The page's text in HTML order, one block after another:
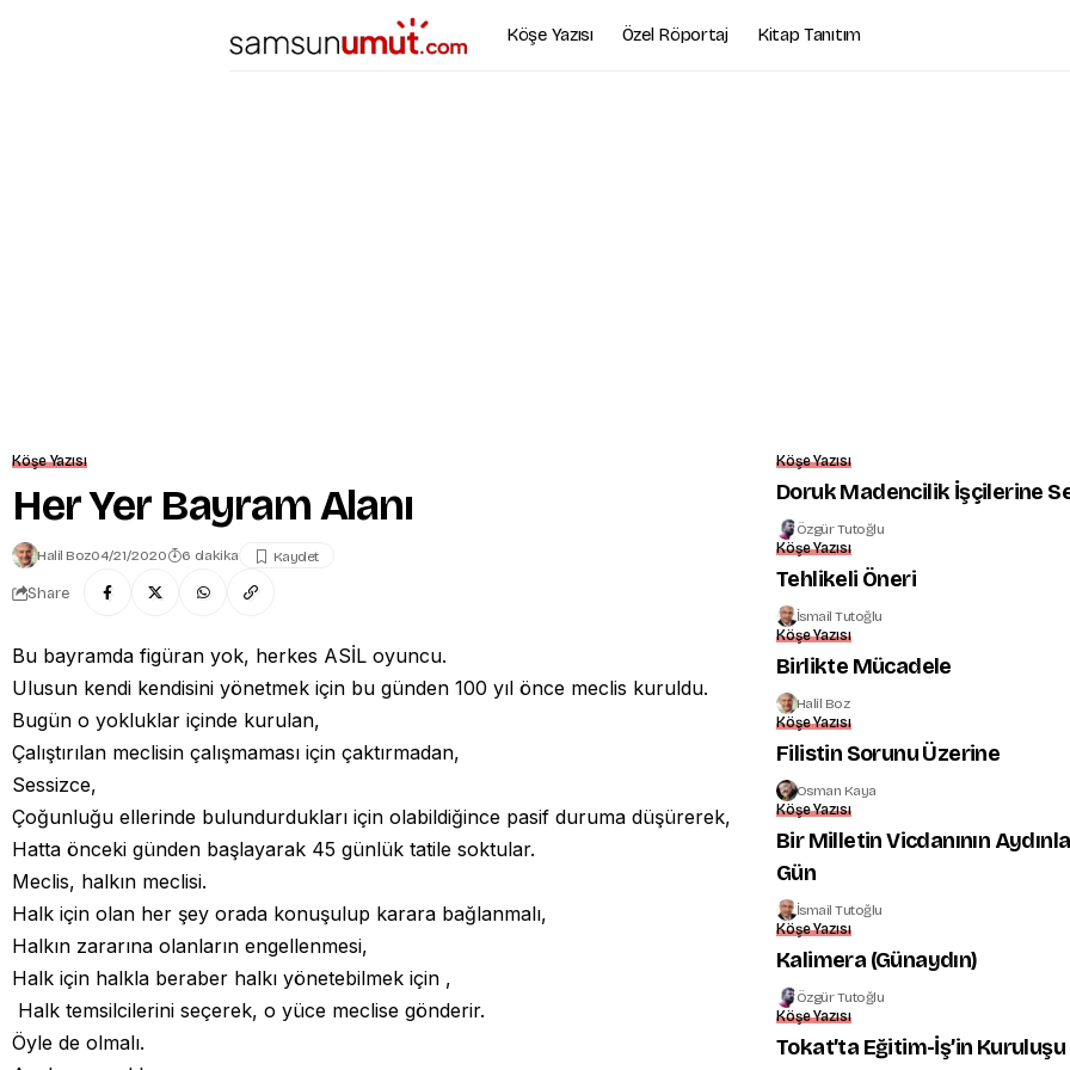
Köşe Yazısı Özel Röportaj Kitap Tanıtım
Köşe Yazısı
Her Yer Bayram Alanı
Halil Boz04/21/2020 6 dakika
Share
Bu bayramda figüran yok, herkes ASİL oyuncu.
Ulusun kendi kendisini yönetmek için bu günden 100 yıl önce meclis kuruldu.
Bugün o yokluklar içinde kurulan,
Çalıştırılan meclisin çalışmaması için çaktırmadan,
Sessizce,
Çoğunluğu ellerinde bulundurdukları için olabildiğince pasif duruma düşürerek,
Hatta önceki günden başlayarak 45 günlük tatile soktular.
Meclis, halkın meclisi.
Halk için olan her şey orada konuşulup karara bağlanmalı,
Halkın zararına olanların engellenmesi,
Halk için halkla beraber halkı yönetebilmek için ,
Halk temsilcilerini seçerek, o yüce meclise gönderir.
Öyle de olmalı.
Köşe Yazısı
Doruk Madencilik İşçilerine
Özgür Tutoğlu
Köşe Yazısı
Tehlikeli Öneri
İsmail Tutoğlu
Köşe Yazısı
Birlikte Mücadele
Halil Boz
Köşe Yazısı
Filistin Sorunu Üzerine
Osman Kaya
Köşe Yazısı
Bir Milletin Vicdanının
Gün
İsmail Tutoğlu
Köşe Yazısı
Kalimera (Günaydın)
Özgür Tutoğlu
Köşe Yazısı
Tokat’ta Eğitim-İş’in Kuruluşu